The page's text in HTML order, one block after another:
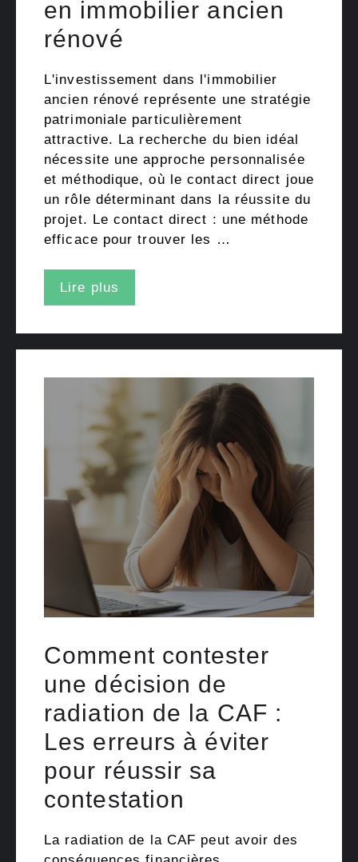
en immobilier ancien
rénové
L'investissement dans l'immobilier
ancien rénové représente une stratégie
patrimoniale particulièrement
attractive. La recherche du bien idéal
nécessite une approche personnalisée
et méthodique, où le contact direct joue
un rôle déterminant dans la réussite du
projet. Le contact direct : une méthode
efficace pour trouver les …
Lire plus
Comment contester
une décision de
radiation de la CAF :
Les erreurs à éviter
pour réussir sa
contestation
La radiation de la CAF peut avoir des